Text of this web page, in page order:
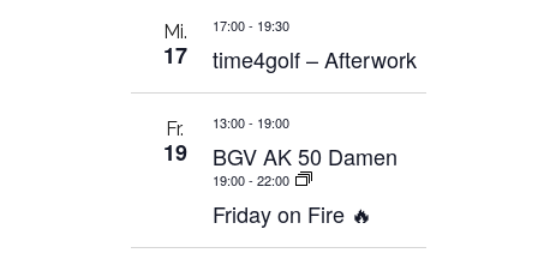
Mi.
17
17:00- 19:30
time4golf – Afterwork
Fr.
19
13:00- 19:00
BGV AK 50 Damen
19:00- 22:00
Friday on Fire 🔥